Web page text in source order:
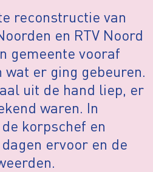
reconstructie van
en RTV Noord
gemeente vooraf
wat er ging gebeuren.
uit de hand liep, er
waren. In
korpschef en
ervoor en de